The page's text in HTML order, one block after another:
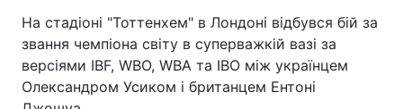
Головна Війна
Україна Політика
На стадіоні "Тоттенхем" в Лондоні відбувся бій за
звання чемпіона світу в суперважкій вазі за
версіями IBF, WBO, WBA та IBO між українцем
Олександром Усиком і британцем Ентоні